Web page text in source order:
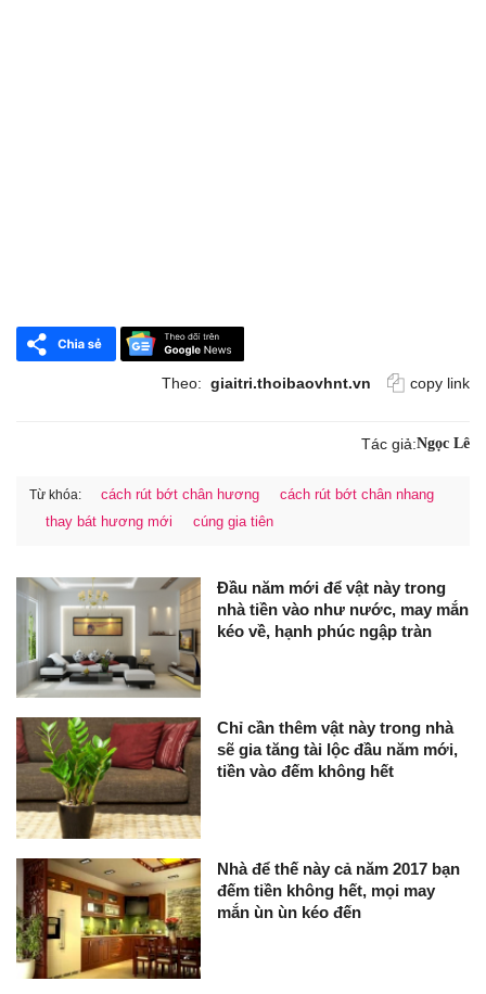
Theo: giaitri.thoibaovhnt.vn copy link
Tác giả:Ngọc Lê
Từ khóa: cách rút bớt chân hương
cách rút bớt chân nhang
thay bát hương mới
cúng gia tiên
Đầu năm mới để vật này trong
nhà tiền vào như nước, may mắn
kéo về, hạnh phúc ngập tràn
Chỉ cần thêm vật này trong nhà
sẽ gia tăng tài lộc đầu năm mới,
tiền vào đếm không hết
Nhà để thế này cả năm 2017 bạn
đếm tiền không hết, mọi may
mắn ùn ùn kéo đến